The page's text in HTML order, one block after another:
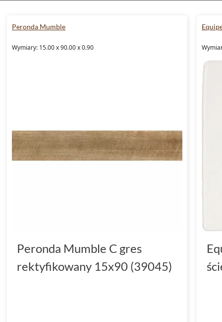
Peronda Mumble
Wymiary: 15.00 x 90.00 x 0.90
Peronda Mumble C gres
rektyfikowany 15x90 (39045)